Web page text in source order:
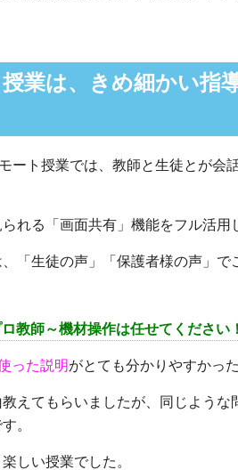
業は、きめ細かい指
ート授業では、教師と生徒とが会
れる「画面共有」機能をフル活用
「生徒の声」「保護者様の声」で
教師～機材操作は任せてください
った説明がとても分かりやすかった
えてもらいましたが、同じような
。
しい授業でした。